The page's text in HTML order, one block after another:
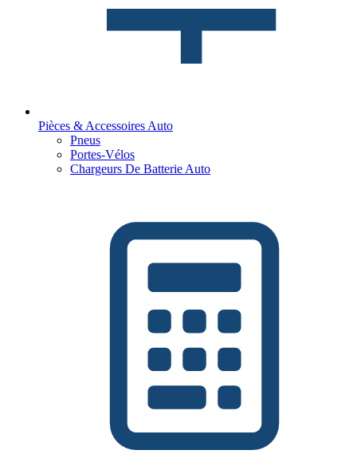
Pièces & Accessoires Auto
Pneus
Portes-Vélos
Chargeurs De Batterie Auto